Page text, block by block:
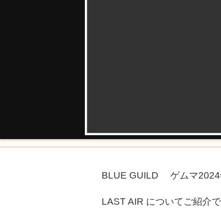
BLUE GUILD ゲムマ
LAST AIR についてご紹介